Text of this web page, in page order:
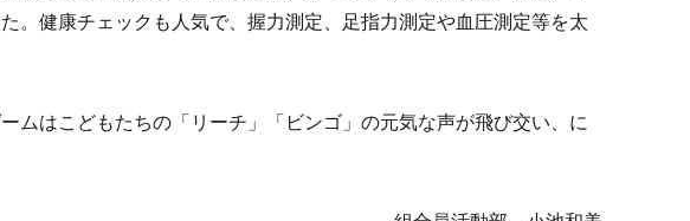
。健康チェックも人気で、握力測定、足指力測定や血圧測定等を太
ムはこどもたちの「リーチ」「ビンゴ」の元気な声が飛び交い、に